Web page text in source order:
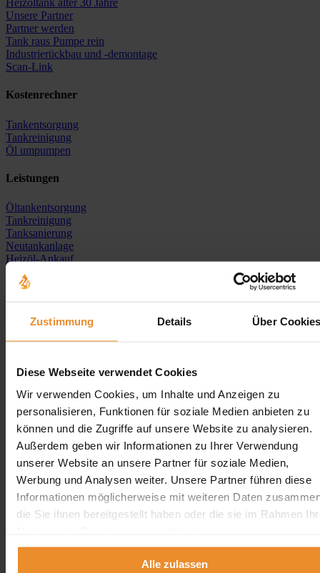
Zustimmung Details Über
Diese Webseite verwendet Cookies
Wir verwenden Cookies, um Inhalte und Anzeigen zu
personalisieren, Funktionen für soziale Medien anbieten zu
können und die Zugriffe auf unsere Website zu analysieren.
Außerdem geben wir Informationen zu Ihrer Verwendung
unserer Website an unsere Partner für soziale Medien,
Werbung und Analysen weiter. Unsere Partner führen diese
Informationen möglicherweise mit weiteren Daten
die Sie ihnen bereitgestellt haben oder die sie im Rahmen
Alle zulassen
Heizöltank älter 30 Jahre
Unsere Partner
Partner werden
Tank raus Pumpe rein
Industrierückbau und -demontage
Scan-Link
Kostenrechner
Tankentsorgung
Tankreinigung
Öl umpumpen
Leistungen
Öltankentsorgung
Tankreinigung
Tanksanierung
Neutankanlage
Heizöl-Ankauf
Erdtank stilllegen
Erdtank stilllegen NRW
Erdtank stilllegen Hamburg
Erdtank stilllegen Bremen
Erdtank stilllegen Niedersachsen
Erdtank stilllegen Rheinland-Pfalz
Tankreinigung vor Ort
Tankreinigung Deutschland
Tankreinigung Deutschland
Tankreinigung in Berlin
Tankreinigung in Hamburg